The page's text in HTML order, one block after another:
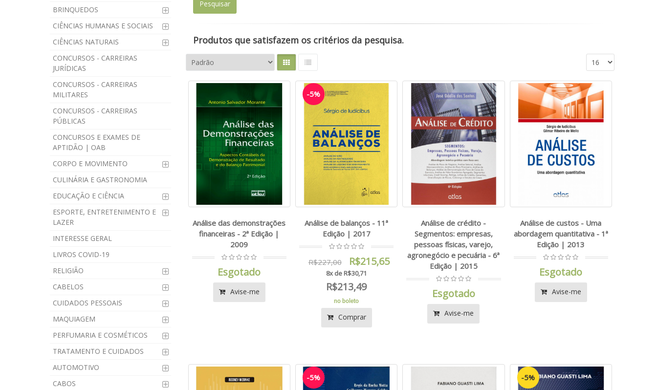
BRINQUEDOS
CIÊNCIAS HUMANAS E SOCIAIS
CIÊNCIAS NATURAIS
CONCURSOS - CARREIRAS
JURÍDICAS
CONCURSOS - CARREIRAS
MILITARES
CONCURSOS - CARREIRAS
PÚBLICAS
CONCURSOS E EXAMES DE
APTIDÃO | OAB
CORPO E MOVIMENTO
CULINÁRIA E GASTRONOMIA
EDUCAÇÃO E CIÊNCIA
ESPORTE, ENTRETENIMENTO E
LAZER
INTERESSE GERAL
LIVROS COVID-19
RELIGIÃO
CABELOS
CUIDADOS PESSOAIS
MAQUIAGEM
PERFUMARIA E COSMÉTICOS
TRATAMENTO E CUIDADOS
AUTOMOTIVO
CABOS
Produtos que satisfazem os critérios da pesquisa.
Análise das demonstrações
financeiras - 2ª Edição |
2009
Esgotado
Avise-me
-5%
Análise de balanços - 11ª
Edição | 2017
R$227,00 R$215,65
8x de R$30,71
R$213,49
no boleto
Comprar
Análise de crédito -
Segmentos: empresas,
pessoas físicas, varejo,
agronegócio e pecuária - 6ª
Edição | 2015
Esgotado
Avise-me
Análise de custos - Uma
abordagem quantitativa - 1ª
Edição | 2013
Esgotado
Avise-me
-5% -5%